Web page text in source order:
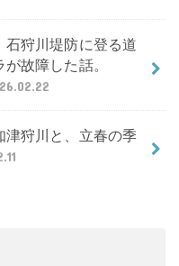
石狩川堤防に登る道
故障した話。
津狩川と、立春の季